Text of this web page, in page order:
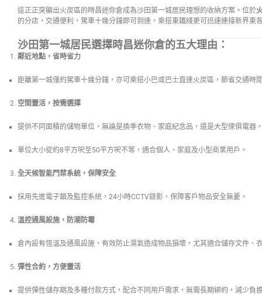
這正正突顯出火炭區的時昌迷你倉成為沙田第一城居民理想的收納方案。位於
的分店，交通便利，駕車十幾分鐘即可到達，乘搭東鐵綫更可迅速連接新界東
沙田第一城居民選擇時昌迷你倉的五大理由：
鄰近地點，省時省力
距離第一城僅約駕車十幾分鐘，亦可乘搭小巴或巴士直達火炭區，節省交通時
空間靈活，按需選擇
提供不同面積的儲物單位，無論是換季衣物、家庭紀念品，還是大型傢俱電器
單位大小從約8平方呎至50平方呎不等，適合個人、家庭及小型商業用戶。
全天候智能門禁系統，保障安全
採用先進電子鎖及監控系統，24小時CCTV錄影，保障客戶物品安全無憂。
溫控通風設施，防潮防霉
倉內設有恆溫及通風設施，有效防止濕氣造成物品損壞，尤其適合儲存文件、
彈性合約，方便靈活
提供彈性儲存期及多種付款方式，配合不同用戶需求，無需長期綁約，減少負